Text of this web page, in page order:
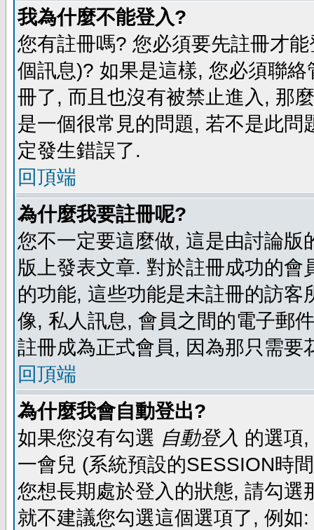
我為什麼不能登入?
您有註冊嗎? 您必須要先註冊才
個訊息)? 如果是這樣, 您必須聯
冊了, 而且也沒有被禁止進入, 那
是一個很常見的問題, 若不是此
定發生錯誤了.
回頂端
為什麼我要註冊呢?
您不一定要這麼做, 這是由討論
版上發表文章. 對於註冊成功的
的功能, 這些功能是未註冊的訪
像, 私人訊息, 會員之間的電子郵
註冊成為正式會員, 因為那只需要
回頂端
為什麼我會自動登出?
如果您沒有勾選 自動登入 的選項
一會兒 (系統預設的SESSION時
您想長期處於登入的狀態, 請勾
就不建議您勾選這個選項了, 例